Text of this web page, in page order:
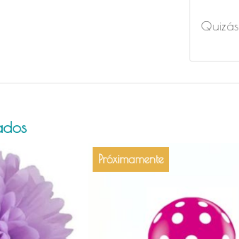
Próximamente